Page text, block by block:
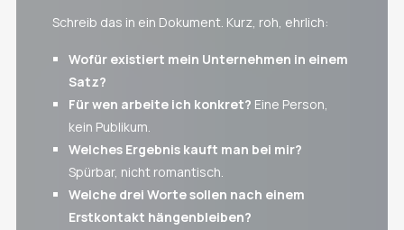
Schreib das in ein Dokument. Kurz, roh, ehrlich:
Wofür existiert mein Unternehmen in einem
Satz?
Für wen arbeite ich konkret? Eine Person,
kein Publikum.
Welches Ergebnis kauft man bei mir?
Spürbar, nicht romantisch.
Welche drei Worte sollen nach einem
Erstkontakt hängenbleiben?